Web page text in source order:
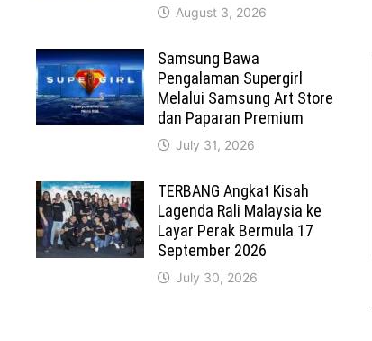
August 3, 2026
Samsung Bawa
Pengalaman Supergirl
Melalui Samsung Art Store
dan Paparan Premium
July 31, 2026
TERBANG Angkat Kisah
Lagenda Rali Malaysia ke
Layar Perak Bermula 17
September 2026
July 30, 2026